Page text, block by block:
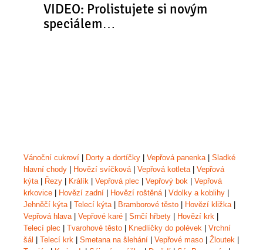
VIDEO: Prolistujete si novým
speciálem…
Vánoční cukroví Dorty a dortíčky Vepřová panenka| Sladké
hlavní chody
Hovězí svíčková| Vepřová kotleta| Vepřová
kýta| Řezy Králík Vepřová plec Vepřový bok
Vepřová
krkovice
Hovězí zadní Hovězí roštěná| Vdolky a koblihy
Jehněčí kýta| Telecí kýta| Bramborové těsto Hovězí kližka|
Vepřová hlava| Vepřové karé Srnčí hřbety Hovězí krk
Telecí plec
Tvarohové těsto Knedlíčky do polévek
Vrchní
šál
Telecí krk Smetana na šlehání Vepřové maso Žloutek